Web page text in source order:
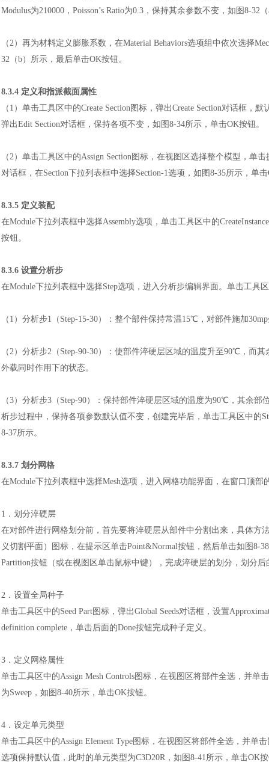
Modulus为210000，Poisson’s Ratio为0.3，保持其余参数不变，如图8-32
（2）再为材料定义膨胀系数，在Material Behaviors选项组中依次选择
32（b）所示，最后单击OK按钮。
8.3.4 定义和指派截面属性
（ 1）单击工具区中的Create Section图标，弹出Create Section对话框，
弹出Edit Section对话框，保持各项不变，如图8-34所示，单击OK按钮。
（2）单击工具区中的Assign Section图标，在视图区选择整个模型，单
对话框，在Section下拉列表框中选择Section-1选项，如图8-35所示，单
8.3.5 定义装配
在Module下拉列表框中选择Assembly选项，单击工具区中的
按钮。
8.3.6 设置分析步
在Module下拉列表框中选择Step选项，进入分析步编辑界面。单击工具
（1） 分析步1（Step-15-30）：整个部件保持常温15℃，对部件施加
（2） 分析步2（Step-90-30）：使部件淬硬层区域的温度升至90℃，而
外载同时作用下的状态。
（3）分析步3（Step-90）：保持部件淬硬层区域的温度为90℃，其余
析步过程中，保持各项参数默认值不变，创建完毕后，单击工具区中的
8-37所示。
8.3.7 划分网格
在Module下拉列表框中选择Mesh选项，进入网格功能界面，在窗口顶部
1．划分淬硬层
在对部件进行网格划分前，首先要将淬硬层从部件中分割出来，具体方
义切割平面）图标，在提示区单击Point&Normal按钮，然后单击如图8-
Partition按钮（或在视图区单击鼠标中键），完成淬硬层的划分，划分后
2．设置全局种子
单击工具区中的Seed Part图标，弹出Global Seeds对话框，设置
definition complete，单击后面的Done按钮完成种子定义。
3．定义网格属性
单击工具区中的Assign Mesh Controls图标，在视图区将部件全选，并单
为Sweep，如图8-40所示，单击OK按钮。
4．设定单元类型
单击工具区中的Assign Element Type图标，在视图区将部件全选，并单
选项保持默认值，此时的单元类型为C3D20R，如图8-41所示，单击OK